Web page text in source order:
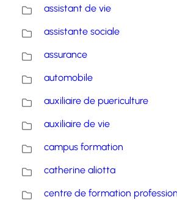
assistant de vie
assistante sociale
assurance
automobile
auxiliaire de puericulture
auxiliaire de vie
campus formation
catherine aliotta
centre de formation